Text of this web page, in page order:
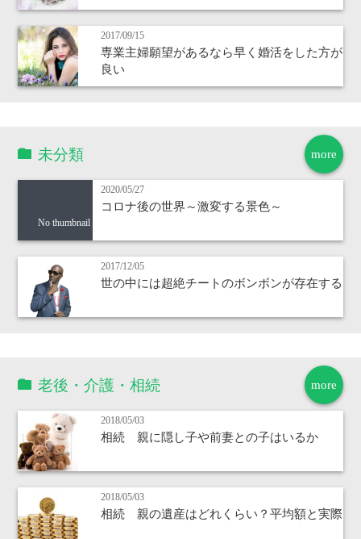
2017/09/15
専業主婦願望があるなら早く婚活をした方が
良い
more
未分類
No thumbnail
2020/05/27
コロナ後の世界～激変する景色～
2017/12/05
世の中には超絶チートのボンボンが存在する
more
老後・介護・相続
2018/05/03
相続 親に隠し子や前妻との子はいるか
2018/05/03
相続 親の遺産はどれくらい？平均額と実際